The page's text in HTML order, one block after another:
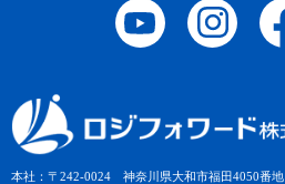
本社：〒242-0024 神奈川県大和市福田4050番地